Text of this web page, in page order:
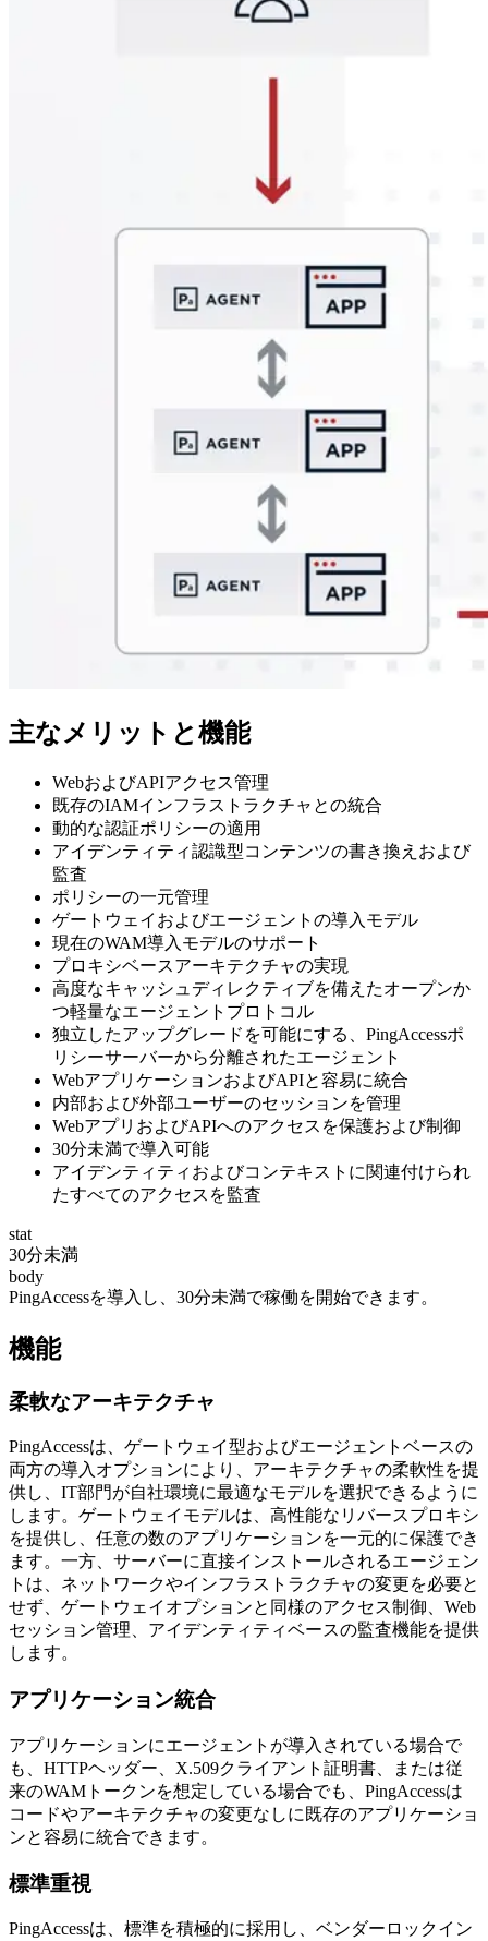
主なメリットと機能
WebおよびAPIアクセス管理
既存のIAMインフラストラクチャとの統合
動的な認証ポリシーの適用
アイデンティティ認識型コンテンツの書き換えおよび
監査
ポリシーの一元管理
ゲートウェイおよびエージェントの導入モデル
現在のWAM導入モデルのサポート
プロキシベースアーキテクチャの実現
高度なキャッシュディレクティブを備えたオープンか
つ軽量なエージェントプロトコル
独立したアップグレードを可能にする、PingAccessポ
リシーサーバーから分離されたエージェント
WebアプリケーションおよびAPIと容易に統合
内部および外部ユーザーのセッションを管理
WebアプリおよびAPIへのアクセスを保護および制御
30分未満で導入可能
アイデンティティおよびコンテキストに関連付けられ
たすべてのアクセスを監査
stat
30分未満
body
PingAccessを導入し、30分未満で稼働を開始できます。
機能
柔軟なアーキテクチャ
PingAccessは、ゲートウェイ型およびエージェントベースの
両方の導入オプションにより、アーキテクチャの柔軟性を提
供し、IT部門が自社環境に最適なモデルを選択できるように
します。ゲートウェイモデルは、高性能なリバースプロキシ
を提供し、任意の数のアプリケーションを一元的に保護でき
ます。一方、サーバーに直接インストールされるエージェン
トは、ネットワークやインフラストラクチャの変更を必要と
せず、ゲートウェイオプションと同様のアクセス制御、Web
セッション管理、アイデンティティベースの監査機能を提供
します。
アプリケーション統合
アプリケーションにエージェントが導入されている場合で
も、HTTPヘッダー、X.509クライアント証明書、または従
来のWAMトークンを想定している場合でも、PingAccessは
コードやアーキテクチャの変更なしに既存のアプリケーショ
ンと容易に統合できます。
標準重視
PingAccessは、標準を積極的に採用し、ベンダーロックイン